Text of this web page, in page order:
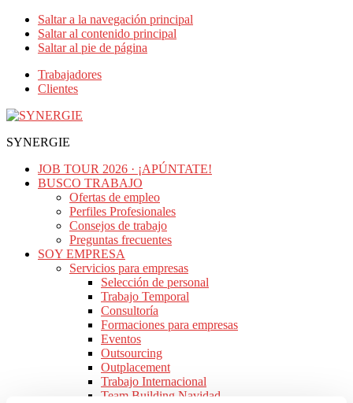
Saltar a la navegación principal
Saltar al contenido principal
Saltar al pie de página
Trabajadores
Clientes
SYNERGIE
JOB TOUR 2026 · ¡APÚNTATE!
BUSCO TRABAJO
Ofertas de empleo
Perfiles Profesionales
Consejos de trabajo
Preguntas frecuentes
SOY EMPRESA
Servicios para empresas
Selección de personal
Trabajo Temporal
Consultoría
Formaciones para empresas
Eventos
Outsourcing
Outplacement
Trabajo Internacional
Team Building Navidad